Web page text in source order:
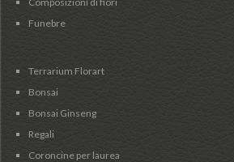
Funebre
Terrarium Florart
Bonsai
Bonsai Ginseng
Regali
Coroncine per laurea